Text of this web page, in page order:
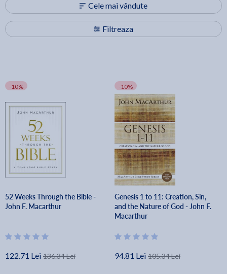
Filtreaza
Cele mai vândute
-10%
52 Weeks Through the Bible -
John F. Macarthur
122.71 Lei 136.34 Lei
-10%
Genesis 1 to 11: Creation, Sin,
and the Nature of God - John F.
Macarthur
94.81 Lei 105.34 Lei